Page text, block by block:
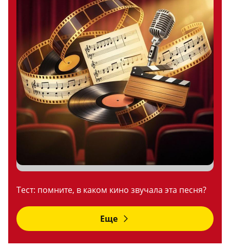
Тест: помните, в каком кино звучала эта песня?
Еще